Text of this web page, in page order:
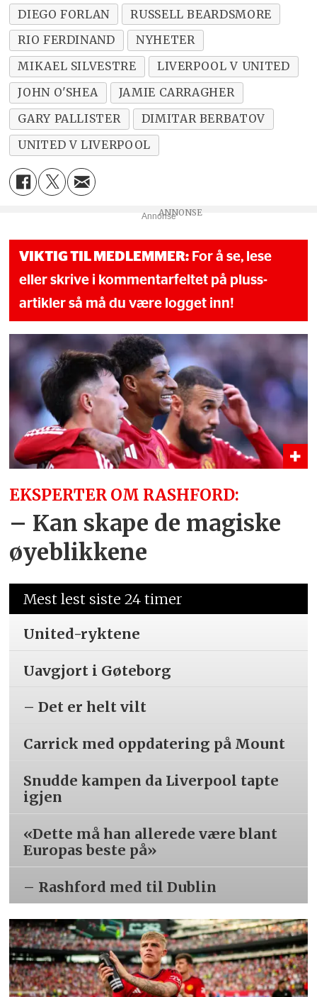
DIEGO FORLAN
RUSSELL BEARDSMORE
RIO FERDINAND
NYHETER
MIKAEL SILVESTRE
LIVERPOOL V UNITED
JOHN O'SHEA
JAMIE CARRAGHER
GARY PALLISTER
DIMITAR BERBATOV
UNITED V LIVERPOOL
Annonse
VIKTIG TIL MEDLEMMER: For å se, lese
eller skrive i kommentarfeltet på pluss-
artikler så må du være logget inn!
EKSPERTER OM RASHFORD:
– Kan skape de magiske
øyeblikkene
Mest lest siste 24 timer
United-ryktene
Uavgjort i Gøteborg
– Det er helt vilt
Carrick med oppdatering på Mount
Snudde kampen da Liverpool tapte
igjen
«Dette må han allerede være blant
Europas beste på»
– Rashford med til Dublin